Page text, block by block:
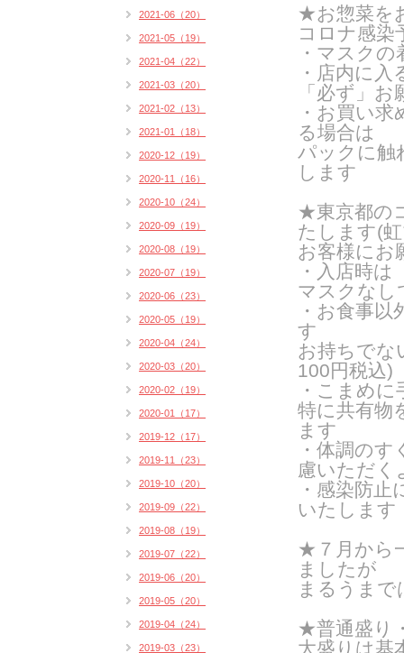
★お惣菜を
コロナ感染
・マスク
・店内に
「必ず」
・お買い
る場合は
パックに触
します
★東京都の
たします(
お客様にお
・入店時
マスクなし
・お食事
す
お持ちでな
100円税込)
・こまめ
特に共有物
ます
・体調の
慮いただく
・感染防
いたします
★７月から
ましたが
まるうま
★普通盛り
大盛りは基
2021-06（20）
2021-05（19）
2021-04（22）
2021-03（20）
2021-02（13）
2021-01（18）
2020-12（19）
2020-11（16）
2020-10（24）
2020-09（19）
2020-08（19）
2020-07（19）
2020-06（23）
2020-05（19）
2020-04（24）
2020-03（20）
2020-02（19）
2020-01（17）
2019-12（17）
2019-11（23）
2019-10（20）
2019-09（22）
2019-08（19）
2019-07（22）
2019-06（20）
2019-05（20）
2019-04（24）
2019-03（23）